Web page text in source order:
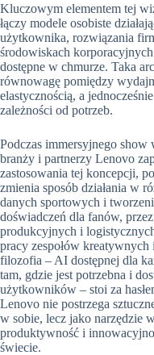
Kluczowym elementem tej
łączy modele osobiste
użytkownika, rozwiązania
środowiskach
dostępne w chmurze. Taka
równowagę pomiędzy
elastycznością, a
zależności od potrzeb.
Podczas immersyjnego
branży i partnerzy Lenovo
zastosowania tej koncepcji,
zmienia sposób działania w
danych sportowych i
doświadczeń dla fanów,
produkcyjnych i
pracy zespołów
filozofia – AI dostępnej dla
tam, gdzie jest potrzebna i
użytkowników – stoi za
Lenovo nie postrzega
w sobie, lecz jako narzędzie
produktywność i
świecie.